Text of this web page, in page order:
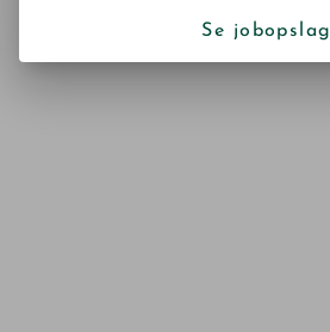
Se jobopslag